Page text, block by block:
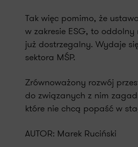
Tak więc pomimo, że
w zakresie ESG, to
już dostrzegalny. Wydaje
sektora MŚP.
Zrównoważony rozwój
do związanych z nim
które nie chcą popaść w
AUTOR: Marek Ruciński